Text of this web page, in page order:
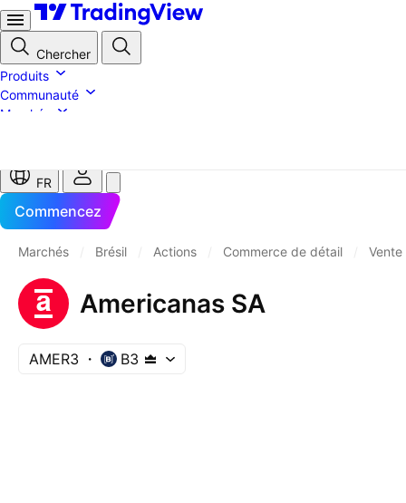
Chercher
Produits
Communauté
Marchés
FR
Commencez
Marchés Brésil Actions Commerce de détail
Americanas SA
AMER3 B3